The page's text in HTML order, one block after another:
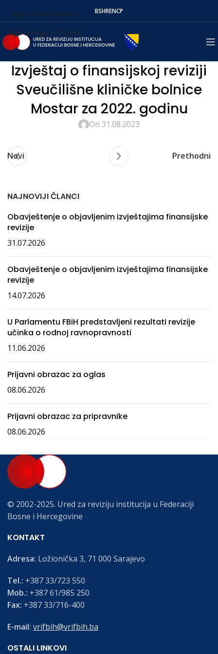
Skip to navigation
Skip to main content
BSHRENСР
Izvještaj o finansijskoj reviziji
Sveučilišne kliničke bolnice
Mostar za 2022. godinu
On 31.08.2023
Novi Prethodni
NAJNOVIJI ČLANCI
Obavještenje o objavljenim izvještajima finansijske
revizije
31.07.2026
Obavještenje o objavljenim izvještajima finansijske
revizije
14.07.2026
U Parlamentu FBiH predstavljeni rezultati revizije
učinka o rodnoj ravnopravnosti
11.06.2026
Prijavni obrazac za oglas
08.06.2026
Prijavni obrazac za pripravnike
08.06.2026
© 2002-2025. Ured za reviziju institucija u Federaciji
Bosne i Hercegovine
KONTAKT
Adresa: Ložionička 3, 71 000 Sarajevo
Tel.: +387 33/723 550
Mob.: +387 61/985 250
Fax: +387 33/716-400
E-mail: vrifbih@vrifbih.ba
OSTALI LINKOVI